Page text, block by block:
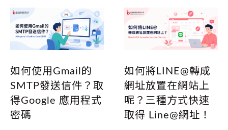
如何使用Gmail的
SMTP發送信件？取
得Google 應用程式
密碼
如何將LINE@轉成
網址放置在網站上
呢？三種方式快速
取得 Line@網址！